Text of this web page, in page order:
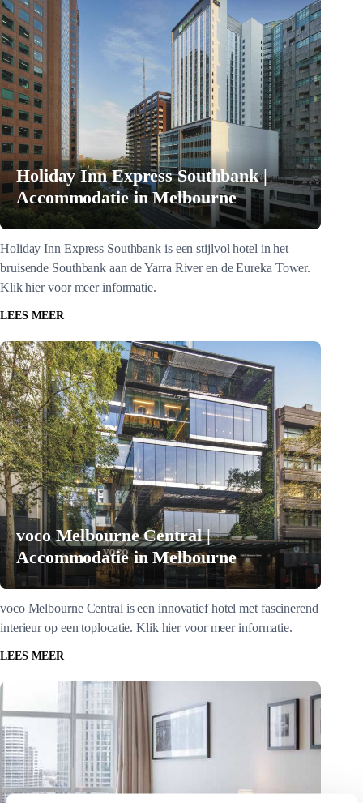
Holiday Inn Express Southbank |
Accommodatie in Melbourne
Holiday Inn Express Southbank is een stijlvol hotel in het
bruisende Southbank aan de Yarra River en de Eureka Tower.
Klik hier voor meer informatie.
LEES MEER
voco Melbourne Central |
Accommodatie in Melbourne
voco Melbourne Central is een innovatief hotel met fascinerend
interieur op een toplocatie. Klik hier voor meer informatie.
LEES MEER